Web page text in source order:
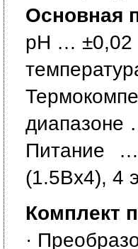
Основная
рН … ±0,02
Питание
(1.5Вх4), 4
Комплект
·